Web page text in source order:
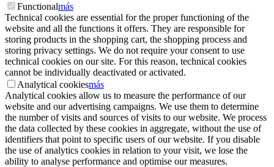
Functionalmás
Technical cookies are essential for the proper functioning of the
website and all the functions it offers. They are responsible for
storing products in the shopping cart, the shopping process and
storing privacy settings. We do not require your consent to use
technical cookies on our site. For this reason, technical cookies
cannot be individually deactivated or activated.
Analytical cookiesmás
Analytical cookies allow us to measure the performance of our
website and our advertising campaigns. We use them to determine
the number of visits and sources of visits to our website. We process
the data collected by these cookies in aggregate, without the use of
identifiers that point to specific users of our website. If you disable
the use of analytics cookies in relation to your visit, we lose the
ability to analyse performance and optimise our measures.